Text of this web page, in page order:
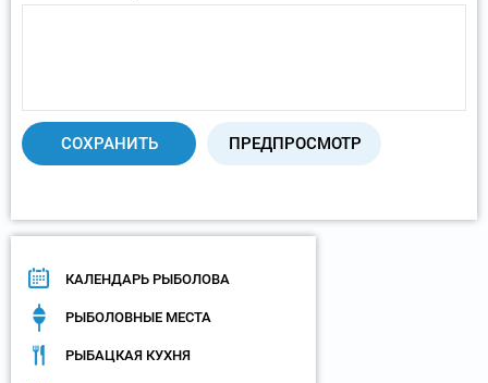
КАЛЕНДАРЬ РЫБОЛОВА
РЫБОЛОВНЫЕ МЕСТА
РЫБАЦКАЯ КУХНЯ